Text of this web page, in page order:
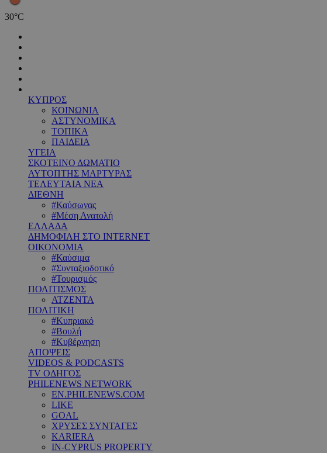
30°C
ΚΥΠΡΟΣ
ΚΟΙΝΩΝΙΑ
ΑΣΤΥΝΟΜΙΚΑ
ΤΟΠΙΚΑ
ΠΑΙΔΕΙΑ
ΥΓΕΙΑ
ΣΚΟΤΕΙΝΟ ΔΩΜΑΤΙΟ
ΑΥΤΟΠΤΗΣ ΜΑΡΤΥΡΑΣ
ΤΕΛΕΥΤΑΙΑ ΝΕΑ
ΔΙΕΘΝΗ
#Καύσωνας
#Μέση Ανατολή
ΕΛΛΑΔΑ
ΔΗΜΟΦΙΛΗ ΣΤΟ INTERNET
ΟΙΚΟΝΟΜΙΑ
#Καύσιμα
#Συνταξιοδοτικό
#Τουρισμός
ΠΟΛΙΤΙΣΜΟΣ
ΑΤΖΕΝΤΑ
ΠΟΛΙΤΙΚΗ
#Κυπριακό
#Βουλή
#Κυβέρνηση
ΑΠΟΨΕΙΣ
VIDEOS & PODCASTS
TV ΟΔΗΓΟΣ
PHILENEWS NETWORK
EN.PHILENEWS.COM
LIKE
GOAL
ΧΡΥΣΕΣ ΣΥΝΤΑΓΕΣ
KARIERA
IN-CYPRUS PROPERTY